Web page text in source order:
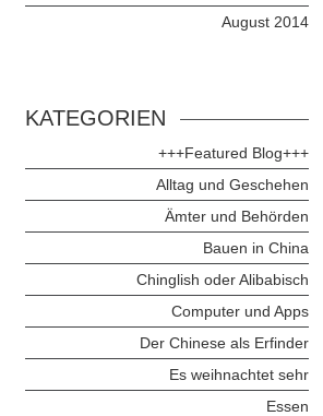
August 2014
KATEGORIEN
+++Featured Blog+++
Alltag und Geschehen
Ämter und Behörden
Bauen in China
Chinglish oder Alibabisch
Computer und Apps
Der Chinese als Erfinder
Es weihnachtet sehr
Essen